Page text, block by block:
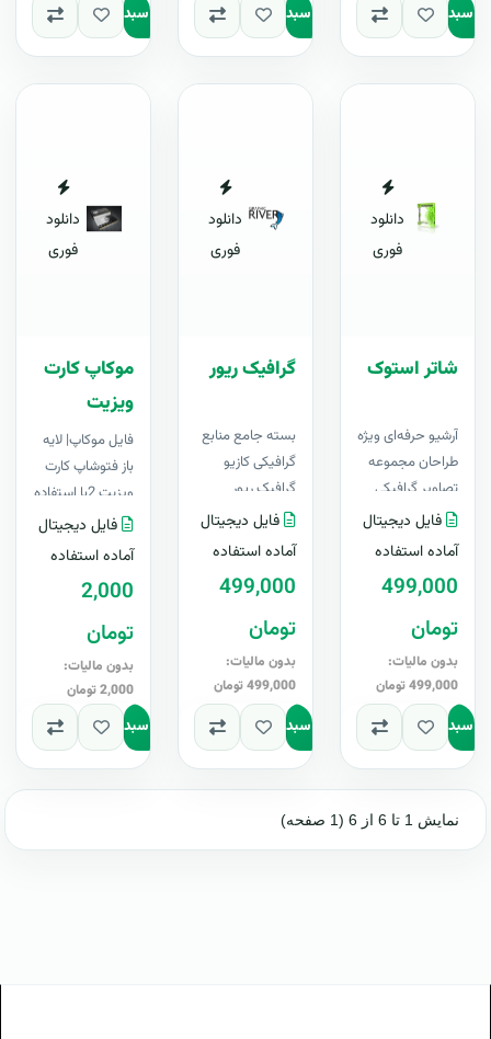
به سبد افزودن به سبد افزودن به سبد
دانلود
فوری
شاتر استوک
آرشیو حرفه‌ای ویژه
طراحان مجموعه
تصاویر گرافیکی
Shutterstock ..
فایل دیجیتال
آماده استفاده
499,000
تومان
بدون مالیات:
499,000 تومان
به سبد
دانلود
فوری
گرافیک ریور
بسته جامع منابع
گرافیکی کازیو
گرافیک ریور
بخرید؛ شاتر
استوک هدیه
فایل دیجیتال
آماده استفاده
499,000
تومان
بدون مالیات:
499,000 تومان
افزودن به سبد
دانلود
فوری
موکاپ کارت
ويزيت
فايل موکاپ| لايه
باز فتوشاپ کارت
ويزيت 2با استفاده
از اين فايل در
طراحي..
فایل دیجیتال
آماده استفاده
2,000
تومان
بدون مالیات:
2,000 تومان
افزودن به سبد
نمایش 1 تا 6 از 6 (1 صفحه)